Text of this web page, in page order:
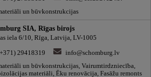
un būvkonstrukcijas
SIA, Rīgas birojs
iela 6/10, Rīga, Latvija, LV-1005
29418319
info@schomburg.lv
un būvkonstrukcijas, Vairumtirdzniecība,
materiāli, Ēku renovācija, Fasāžu remonts